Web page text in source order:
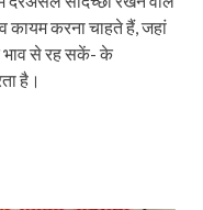
कायम करना चाहते हैं, जहां
भाव से रह सकें- के
है।